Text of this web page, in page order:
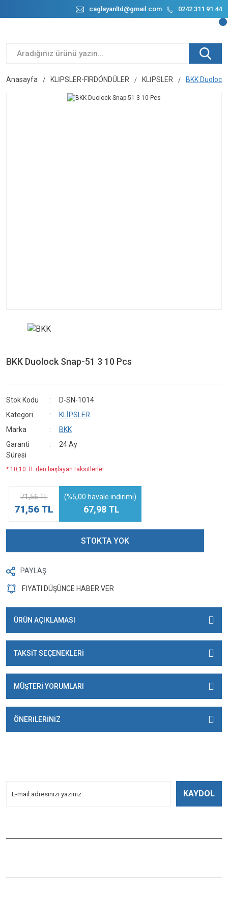
caglayanltd@gmail.com 0242 311 91 44
Anasayfa KLİPSLER-FIRDÖNDÜLER KLİPSLER BKK
BKK Duolock Snap-51 3 10 Pcs
Stok Kodu
D-SN-1014
Kategori
KLİPSLER
Marka
BKK
Garanti
Süresi
24 Ay
* 10,10 TL den başlayan taksitlerle!
71,56 TL
71,56 TL
(%5,00 havale indirimi)
67,98 TL
STOKTA YOK
PAYLAŞ
FİYATI DÜŞÜNCE HABER VER
ÜRÜN AÇIKLAMASI
TAKSİT SEÇENEKLERİ
MÜŞTERİ YORUMLARI
ÖNERİLERİNİZ
KAYDOL